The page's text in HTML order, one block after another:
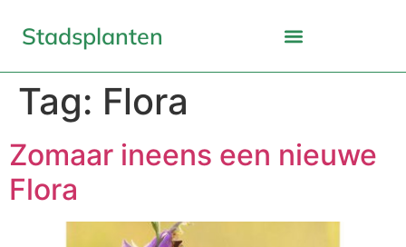
Stadsplanten
Tag: Flora
Zomaar ineens een nieuwe
Flora